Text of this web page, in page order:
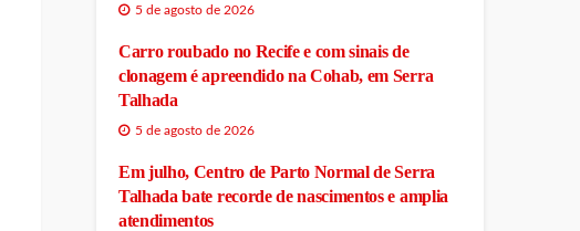
5 de agosto de 2026
Carro roubado no Recife e com sinais de
clonagem é apreendido na Cohab, em Serra
Talhada
5 de agosto de 2026
Em julho, Centro de Parto Normal de Serra
Talhada bate recorde de nascimentos e amplia
atendimentos